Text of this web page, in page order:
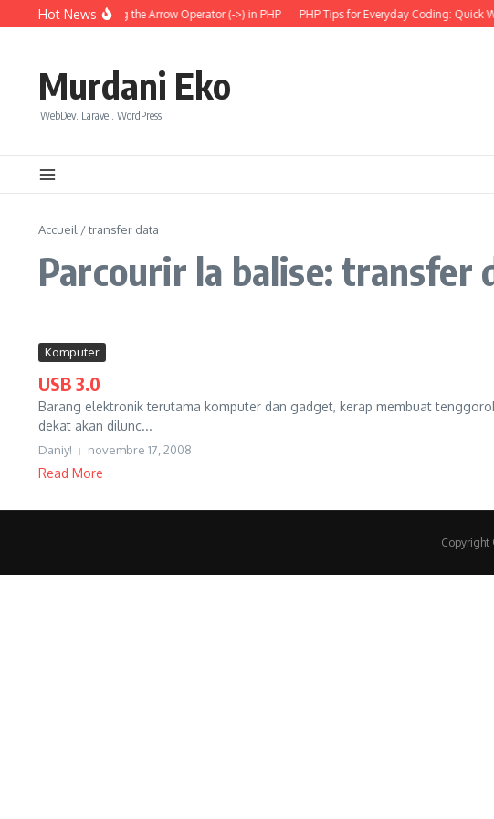
Aller au contenu
Hot News
Understanding the Arrow Operator (->) in PHP PHP Tips for Everyday Coding: Quick
Murdani Eko
WebDev. Laravel. WordPress
Accueil /transfer data
Parcourir la balise: transfer
Komputer
USB 3.0
Barang elektronik terutama komputer dan gadget, kerap membuat
dekat akan dilunc...
Daniy! novembre 17, 2008
Read More
Copyright